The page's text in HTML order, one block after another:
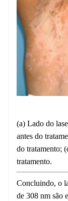
(a) Lado do
antes do
do tratamento;
tratamento.
Concluindo, o
de 308 nm são